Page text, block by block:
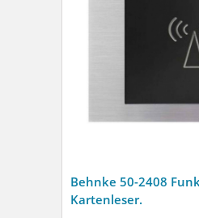
Behnke 50-2408
Kartenleser.